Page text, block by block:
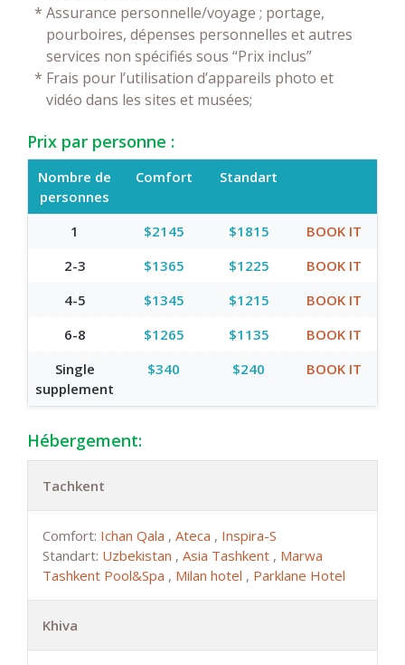
* Assurance personnelle/voyage ; portage,
pourboires, dépenses personnelles et autres
services non spécifiés sous “Prix inclus”
* Frais pour l’utilisation d’appareils photo et
vidéo dans les sites et musées;
Prix par personne :
Nombre de
personnes
Comfort Standart
1 $2145 $1815
BOOK IT
2-3
$1365 $1225
BOOK IT
4-5
$1345 $1215
BOOK IT
6-8
$1265 $1135
BOOK IT
Single
supplement
$340 $240 BOOK IT
Hébergement:
Tachkent
Comfort: Ichan Qala , Ateca , Inspira-S
Standart: Uzbekistan , Asia Tashkent , Marwa
Tashkent Pool&Spa , Milan hotel , Parklane Hotel
Khiva